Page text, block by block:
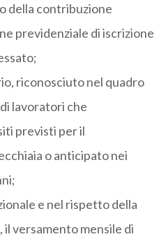
della contribuzione
previdenziale di iscrizione
riconosciuto nel quadro
lavoratori che
previsti per il
o anticipato nei
e nel rispetto della
versamento mensile di